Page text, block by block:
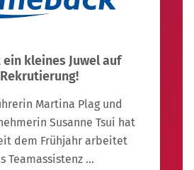
kleines Juwel auf
Martina Plag und
Susanne Tsui hat
dem Frühjahr arbeitet
Teamassistenz …